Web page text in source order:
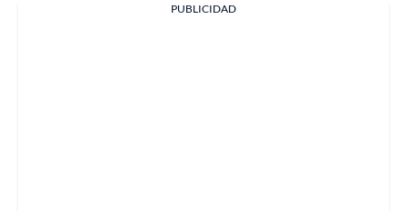
PUBLICIDAD